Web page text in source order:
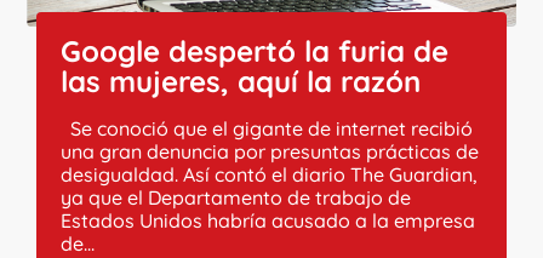
Google despertó la furia de
las mujeres, aquí la razón
Se conoció que el gigante de internet recibió
una gran denuncia por presuntas prácticas de
desigualdad. Así contó el diario The Guardian,
ya que el Departamento de trabajo de
Estados Unidos habría acusado a la empresa
de...